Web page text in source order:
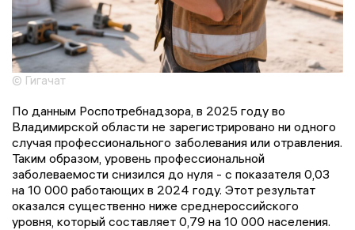
© Гигачат
По данным Роспотребнадзора, в 2025 году во
Владимирской области не зарегистрировано ни одного
случая профессионального заболевания или отравления.
Таким образом, уровень профессиональной
заболеваемости снизился до нуля - с показателя 0,03
на 10 000 работающих в 2024 году. Этот результат
оказался существенно ниже среднероссийского
уровня, который составляет 0,79 на 10 000 населения.